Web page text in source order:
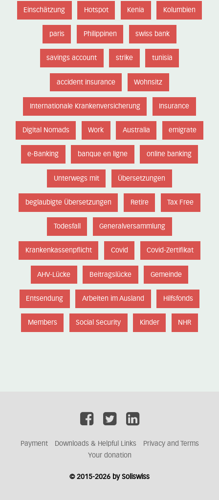
Einschätzung Hotspot Kenia Kolumbien
paris Philippinen swiss bank
savings account strike tunisia
accident insurance Wohnsitz
Internationale Krankenversicherung Insurance
Digital Nomads Work Australia emigrate
e-Banking banque en ligne online banking
Unterwegs mit Übersetzungen
beglaubigte Übersetzungen Retire Tax Free
Todesfall Generalversammlung
Krankenkassenpflicht Covid Covid-Zertifikat
AHV-Lücke Beitragslücke Gemeinde
Entsendung Arbeiten im Ausland Hilfsfonds
Members Social Security Kinder NHR
Payment Downloads & Helpful Links
Privacy and Terms
Your donation
© 2015-2026 by Soliswiss